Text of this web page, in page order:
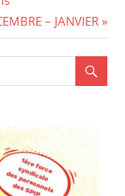
– JANVIER